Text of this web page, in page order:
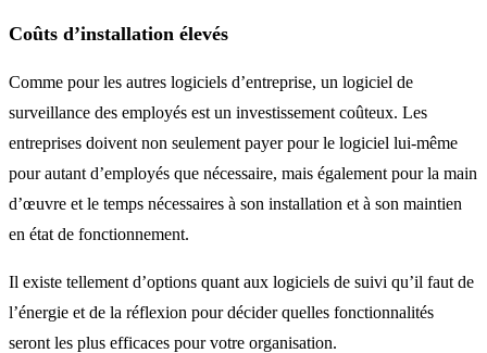
Coûts d’installation élevés
Comme pour les autres logiciels d’entreprise, un logiciel de
surveillance des employés est un investissement coûteux. Les
entreprises doivent non seulement payer pour le logiciel lui-même
pour autant d’employés que nécessaire, mais également pour la main
d’œuvre et le temps nécessaires à son installation et à son maintien
en état de fonctionnement.
Il existe tellement d’options quant aux logiciels de suivi qu’il faut de
l’énergie et de la réflexion pour décider quelles fonctionnalités
seront les plus efficaces pour votre organisation.